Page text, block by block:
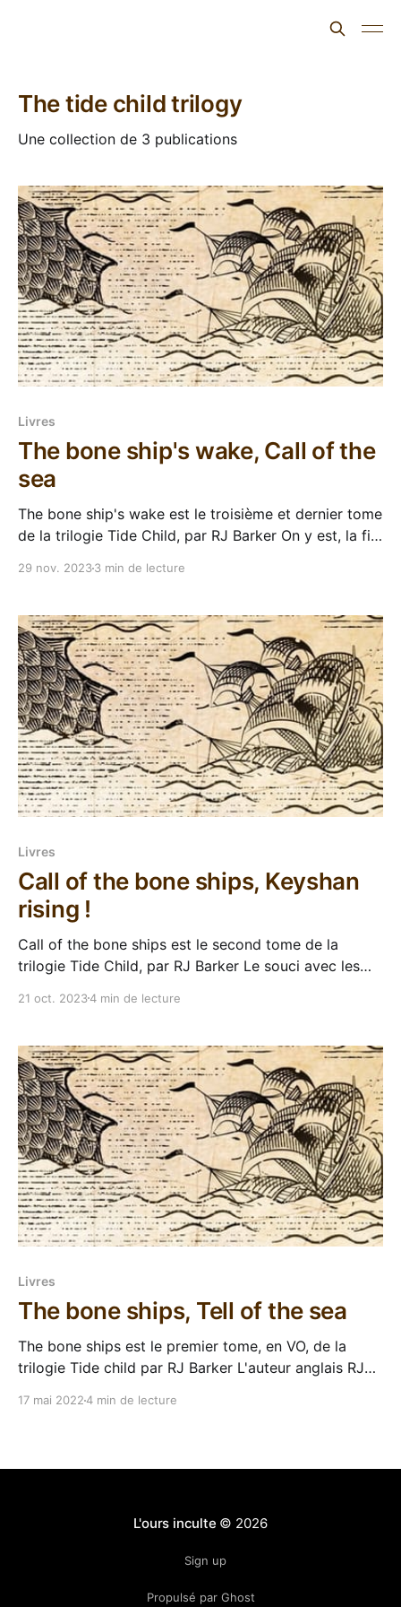
The tide child trilogy
Une collection de 3 publications
Livres
The bone ship's wake, Call of the
sea
The bone ship's wake est le troisième et dernier tome
de la trilogie Tide Child, par RJ Barker On y est, la fin
29 nov. 20233 min de lecture
Livres
Call of the bone ships, Keyshan
rising !
Call of the bone ships est le second tome de la
trilogie Tide Child, par RJ Barker Le souci avec les
j'écoute beaucoup d'audiolivres, et d'autres périodes
21 oct. 20234 min de lecture
Livres
The bone ships, Tell of the sea
The bone ships est le premier tome, en VO, de la
trilogie Tide child par RJ Barker L'auteur anglais RJ
17 mai 20224 min de lecture
L'ours inculte © 2026
Sign up
Propulsé par Ghost